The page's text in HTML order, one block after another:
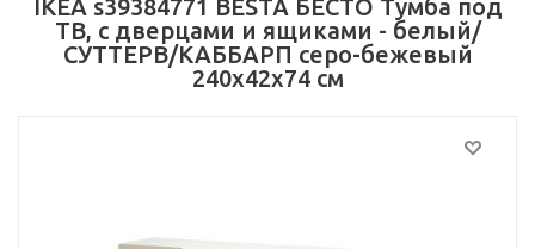
IKEA s39384771 BESTÅ БЕСТО Тумба под
ТВ, с дверцами и ящиками - белый/
СУТТЕРВ/КАББАРП серо-бежевый
240x42x74 см